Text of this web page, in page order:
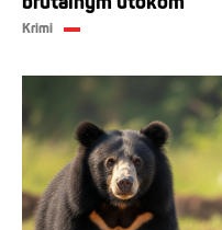
Krimi